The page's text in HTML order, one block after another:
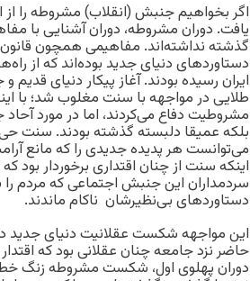
اگر بخواهیم جنبش (انقلاب) مشروطه را از
یافت. دوران مشروطه، دوران آشنایی با
گذشته نداشته‌اند. مفاهیمی همچون
دستاوردهای دنیای جدید بوده‌اند که از
ایران رسیده بودند. آغاز پیکار دنیای
طلایی در مواجهه با سنت مغلوب شد؛ با
مشروطیت دفاع می‌کردند، اما در مورد
بلکه عمیقا دلبسته گذشته بودند. سنت
می‌توانست هر پدیده جدیدی را که مانع
اینکه سنت از چنان اقتداری برخوردار بود
سردمداران این جنبش اجتماعی که مردم را
دستاوردهای بی‌نظیرشان ناکام ماندند.
این مواجهه شکست عقلانیت دنیای جدید
حاضر نزد جامعه چنان عقلانی بود که
دوران پهلوی اول، شکست مشروطه زنگ